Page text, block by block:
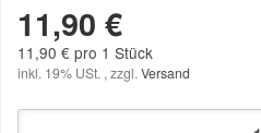
11,90 €
11,90 € pro 1 Stück
inkl. 19% USt. , zzgl. Versand